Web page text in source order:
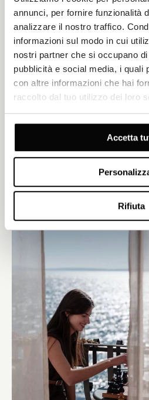
annunci, per fornire funzionalità
analizzare il nostro traffico.
informazioni sul modo in cui
nostri partner che si occupano
pubblicità e social media, i quali
con altre informazioni che hai
raccolto dal tuo utilizzo dei loro
Accetta
Rifiuta
Ristorante
CUCINA MEDITERRANEA
maestosa sala da ballo della villa
raffinati si armonizzano con la
OFFERTE DA